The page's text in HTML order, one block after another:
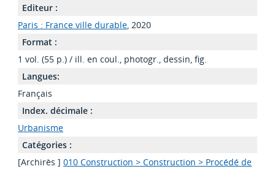
Editeur :
Paris : France ville durable, 2020
Format :
1 vol. (55 p.) / ill. en coul., photogr., dessin, fig.
Langues:
Français
Index. décimale :
Urbanisme
Catégories :
[Archirès ] 010 Construction > Construction > Procédé de